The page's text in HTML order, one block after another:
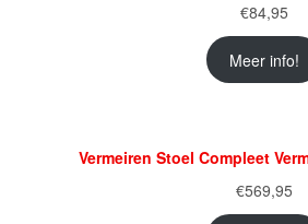
€84,95
Meer info!
Vermeiren Stoel Compleet
€569,95